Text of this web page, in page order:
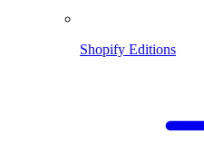
Shopify Editions